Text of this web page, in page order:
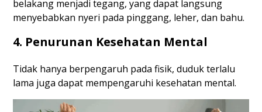
belakang menjadi tegang, yang dapat langsung
menyebabkan nyeri pada pinggang, leher, dan bahu.
4. Penurunan Kesehatan Mental
Tidak hanya berpengaruh pada fisik, duduk terlalu
lama juga dapat mempengaruhi kesehatan mental.